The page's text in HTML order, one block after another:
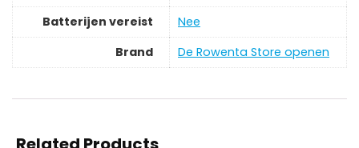
Batterijen vereist
‎Nee
Brand
De Rowenta Store openen